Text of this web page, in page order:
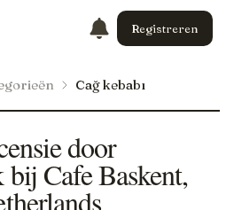
Registreren
Cağ kebabı
door
Cafe Baskent,